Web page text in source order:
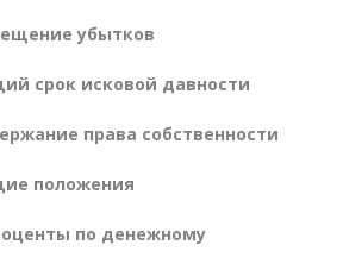
убытков
срок исковой давности
права собственности
положения
по денежному